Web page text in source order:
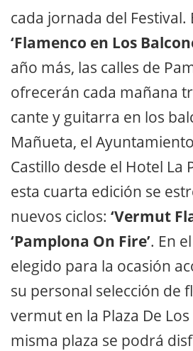
cada jornada del Festival.
‘Flamenco en Los
año más, las calles de
ofrecerán cada mañana
cante y guitarra en los
Mañueta, el
Castillo desde el Hotel La
esta cuarta edición se
nuevos ciclos: ‘Vermut
‘Pamplona On Fire’. En
elegido para la ocasión
su personal selección de
vermut en la Plaza De
misma plaza se podrá